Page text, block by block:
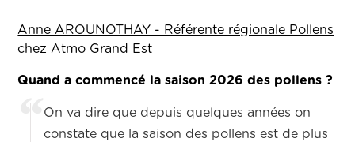
Anne AROUNOTHAY - Référente régionale Pollens
chez Atmo Grand Est
Quand a commencé la saison 2026 des pollens ?
On va dire que depuis quelques années on
constate que la saison des pollens est de plus